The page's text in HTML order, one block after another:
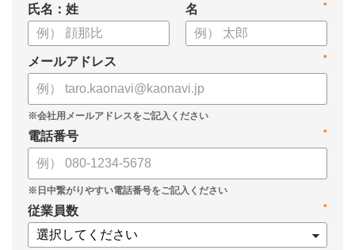
氏名：姓 *
名
*
メールアドレス
*
電話番号
*
従業員数